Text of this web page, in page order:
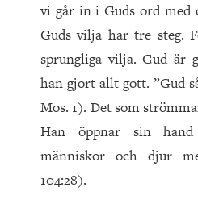
vi går in i Guds ord med
Guds vilja har tre steg.
sprung­liga vilja. Gud är
han gjort allt gott. ”Gud
Mos. 1). Det som
Han öppnar sin
människor och djur
104:28).